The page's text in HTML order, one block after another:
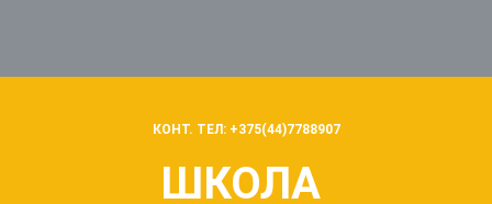
КОНТ. ТЕЛ: +375(44)7788907
ШКОЛА